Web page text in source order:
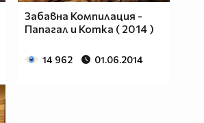
Забавна Компилация -
Папагал и Котка ( 2014 )
14 962 01.06.2014